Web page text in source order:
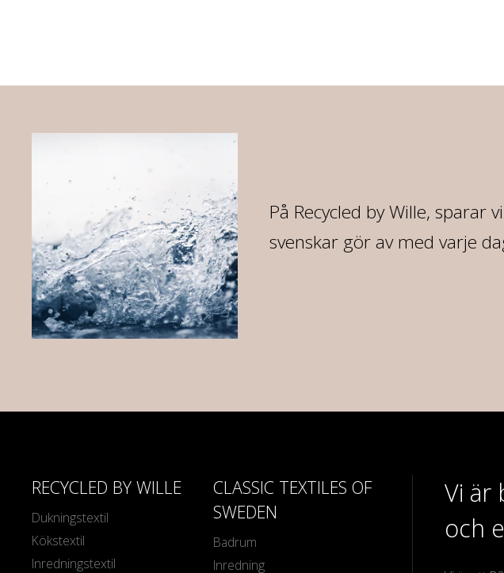
På Recycled by Wille,
svenskar gör av med varje
RECYCLED BY WILLE
Dukningstextil
Kökstextil
Inredningstextil
CLASSIC TEXTILES OF
SWEDEN
Badrum
Inredning
Vi är
och